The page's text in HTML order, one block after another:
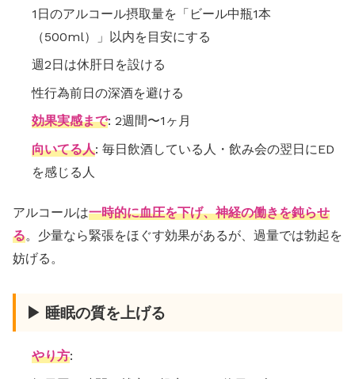
1日のアルコール摂取量を「ビール中瓶1本
（500ml）」以内を目安にする
週2日は休肝日を設ける
性行為前日の深酒を避ける
効果実感まで: 2週間〜1ヶ月
向いてる人: 毎日飲酒している人・飲み会の翌日にED
を感じる人
アルコールは一時的に血圧を下げ、神経の働きを鈍らせ
る。少量なら緊張をほぐす効果があるが、過量では勃起を
妨げる。
▶ 睡眠の質を上げる
やり方: